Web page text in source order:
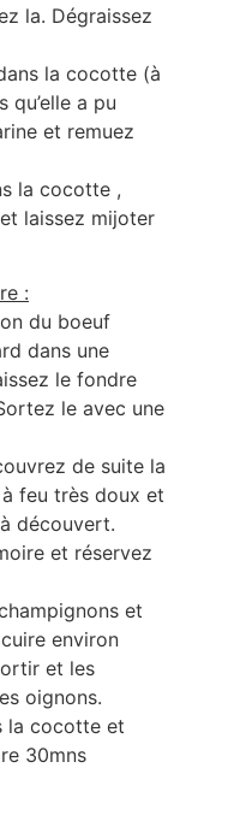
la. Dégraissez
la cocotte (à
a pu
et remuez
la cocotte ,
laissez mijoter
:
du boeuf
dans une
le fondre
le avec une
de suite la
à feu très doux et
découvert.
et réservez
et
environ
et les
oignons.
la cocotte et
30mns